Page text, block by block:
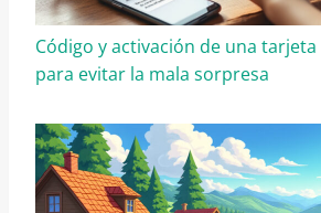
Código y activación de una
para evitar la mala sorpresa